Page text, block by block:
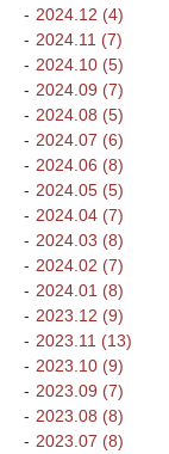
2024.12 (4)
2024.11 (7)
2024.10 (5)
2024.09 (7)
2024.08 (5)
2024.07 (6)
2024.06 (8)
2024.05 (5)
2024.04 (7)
2024.03 (8)
2024.02 (7)
2024.01 (8)
2023.12 (9)
2023.11 (13)
2023.10 (9)
2023.09 (7)
2023.08 (8)
2023.07 (8)